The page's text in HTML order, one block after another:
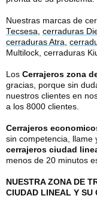
Nuestras marcas de
Tecsesa cerraduras
cerraduras Atra
Multilock, cerraduras
Los Cerrajeros zona
gracias, porque sin
nuestros clientes en
a los 8000 clientes.
Cerrajeros
sin competencia, llame
cerrajeros ciudad
menos de 20 minutos
NUESTRA ZONA DE
CIUDAD LINEAL Y SU